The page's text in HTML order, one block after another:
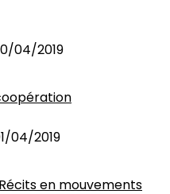
04/2019
04/2019
en mouvements